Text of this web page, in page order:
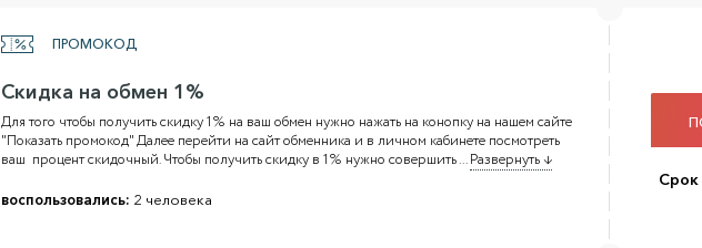
ПРОМОКОД
Скидка на обмен 1%
Для того чтобы получить скидку 1% на ваш обмен нужно нажать на конопку на нашем сайте
"Показать промокод" Далее перейти на сайт обменника и в личном кабинете посмотреть
ваш процент скидочный. Чтобы получить скидку в 1% нужно совершить...Развернуть ↓
воспользовались: 2 человека
Срок